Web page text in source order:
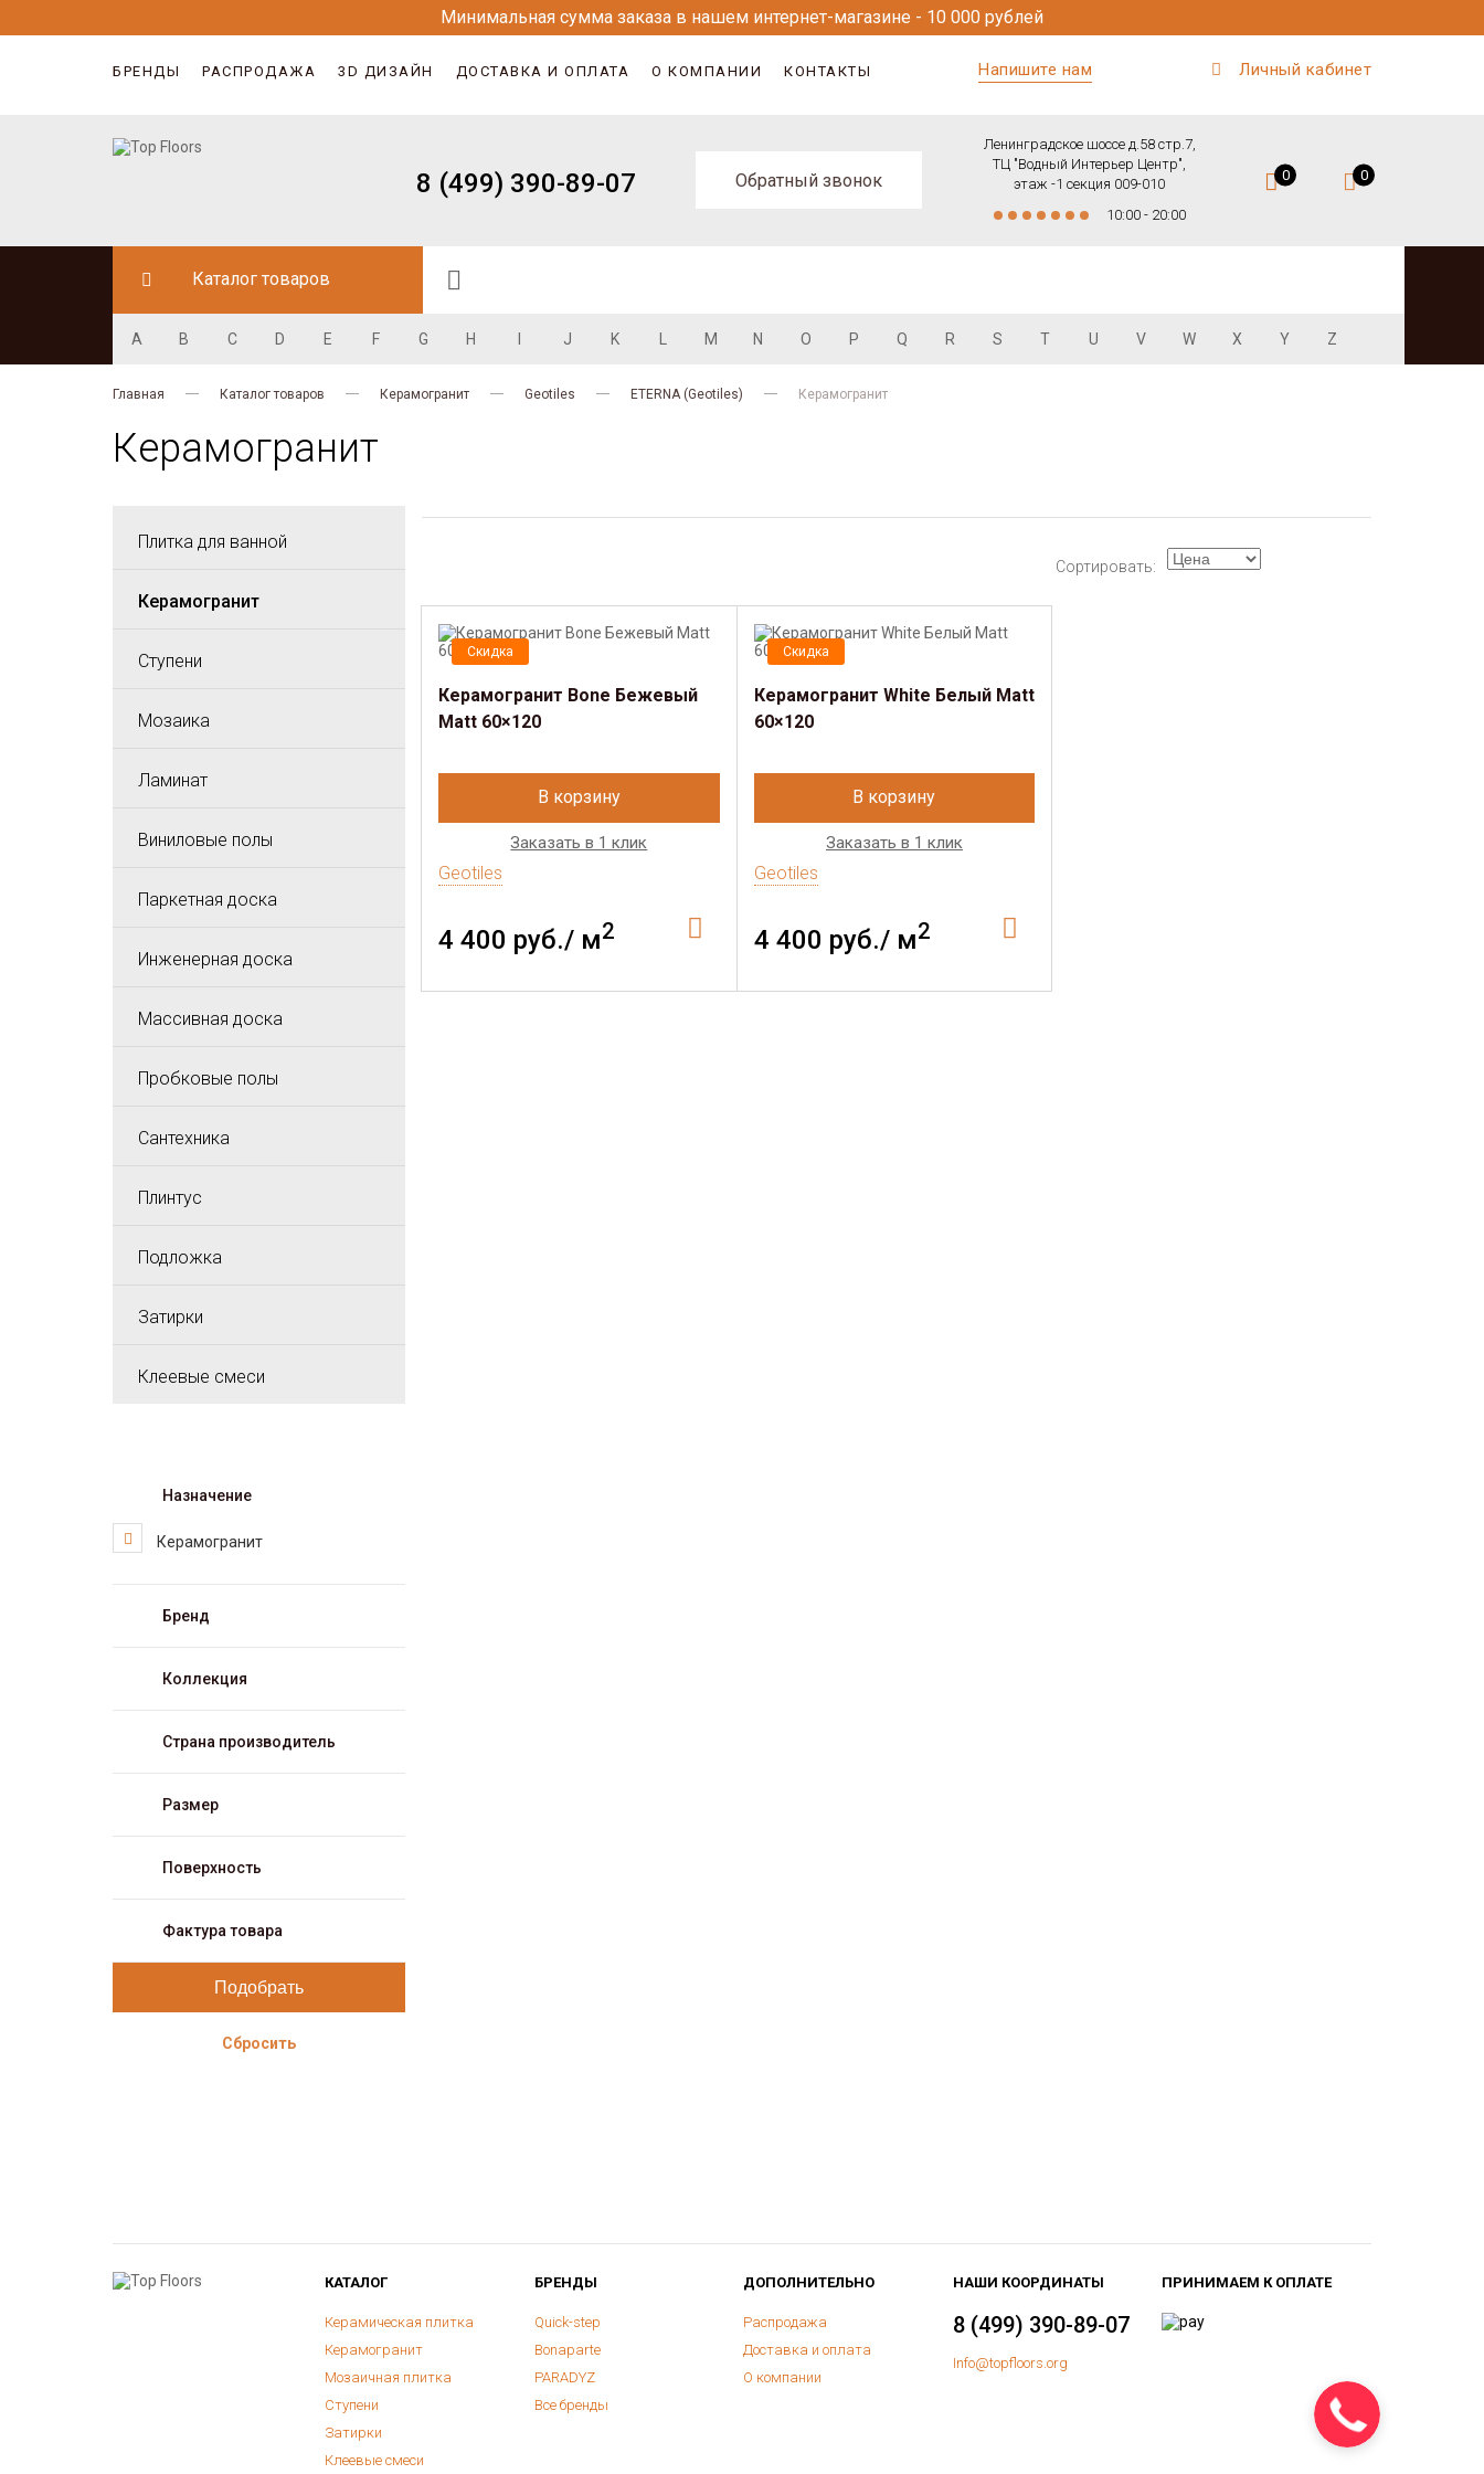
Минимальная сумма заказа в нашем интернет-магазине - 10 000 рублей
БРЕНДЫ РАСПРОДАЖА 3D ДИЗАЙН ДОСТАВКА И ОПЛАТА О КОМПАНИИ КОНТАКТЫ Напишите нам Личный кабинет
8 (499) 390-89-07 Обратный звонок
Ленинградское шоссе д.58 стр.7,
ТЦ "Водный Интерьер Центр",
этаж -1 секция 009-010
10:00 - 20:00
0 0
Каталог товаров
A B C D E F G H J K M N O P Q R S T U V W X Y Z
Главная Каталог товаров Керамогранит Geotiles ETERNA (Geotiles) Керамогранит
Керамогранит
Плитка для ванной
Керамогранит
Ступени
Мозаика
Ламинат
Виниловые полы
Паркетная доска
Инженерная доска
Массивная доска
Пробковые полы
Сантехника
Плинтус
Подложка
Затирки
Клеевые смеси
Назначение
Керамогранит
Бренд
Коллекция
Страна производитель
Размер
Поверхность
Фактура товара
Сбросить
Сортировать:
Скидка
Керамогранит Bone Бежевый
Matt 60×120
В корзину
Заказать в 1 клик
Geotiles
4 400 руб./ м2
Скидка
Керамогранит White Белый Matt
60×120
В корзину
Заказать в 1 клик
Geotiles
4 400 руб./ м2
КАТАЛОГ
Керамическая плитка
Керамогранит
Мозаичная плитка
Ступени
Затирки
Клеевые смеси
БРЕНДЫ
Quick-step
Bonaparte
PARADYZ
Все бренды
ДОПОЛНИТЕЛЬНО
Распродажа
Доставка и оплата
О компании
НАШИ КООРДИНАТЫ
8 (499) 390-89-07
Info@topfloors.org
ПРИНИМАЕМ К ОПЛАТЕ